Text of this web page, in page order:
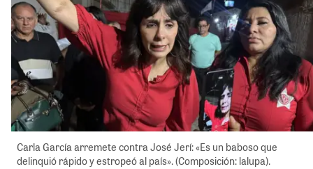
Carla García arremete contra José Jerí: «Es un baboso que
delinquió rápido y estropeó al país». (Composición: lalupa).